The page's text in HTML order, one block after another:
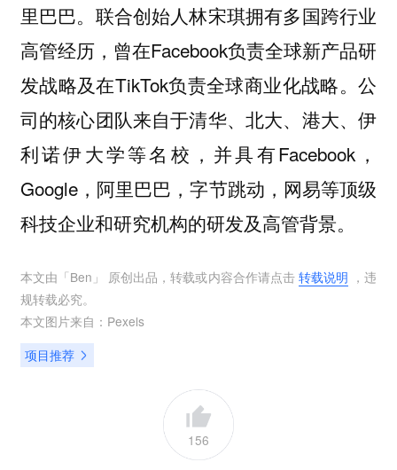
里巴巴。联合创始人林宋琪拥有多国跨行业
高管经历，曾在Facebook负责全球新产品研
发战略及在TikTok负责全球商业化战略。公
司的核心团队来自于清华、北大、港大、伊
利诺伊大学等名校，并具有Facebook，
Google，阿里巴巴，字节跳动，网易等顶级
科技企业和研究机构的研发及高管背景。
本文由「Ben 」 原创出品，转载或内容合作请点击 转载说明 ，违
规转载必究。
本文图片来自： Pexels
项目推荐
156